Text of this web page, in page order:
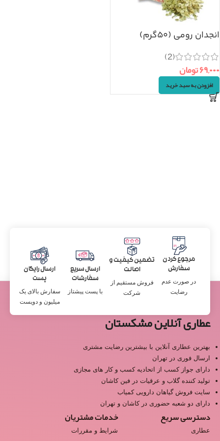
انجدان رومی (۵۰گرم)
(2)
۶۹,۰۰۰تومان
افزودن به سبد خرید
مرجوع کردن
سفارش
در صورت عدم
رضایت
تضمین کیفیت و
اصالت
فروش مستقیم از
شرکت
ارسال سریع
سفارشات
با پست پیشتاز
ارسال رایگان
پست
سفارش بالای یک
میلیون و دویست
عطاری آنلاین مشکستان
بهترین عطاری آنلاین با بیشترین رضایت مشتری
ارسال فوری در تهران
دارای جواز کسب از اتحادیه کسب و کار های مجازی
تولید کننده گلاب و عرقیات در فین کاشان
سایت فروش گیاهان دارویی کمیاب
دارای دو شعبه حضوری در کاشان و تهران
دسترسی سریع
عطاری
خدمات مشتریان
شرایط و مقررات